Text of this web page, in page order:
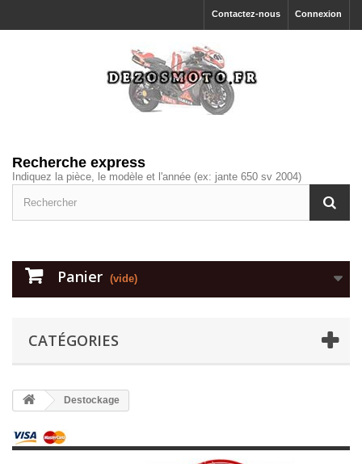
Connexion
Contactez-nous
Recherche express
Indiquez la pièce, le modèle et l'année (ex: jante 650 sv 2004)
Panier (vide)
CATÉGORIES
Destockage